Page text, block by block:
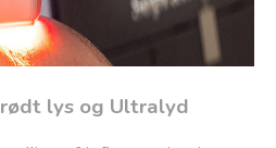
lys og Ultralyd